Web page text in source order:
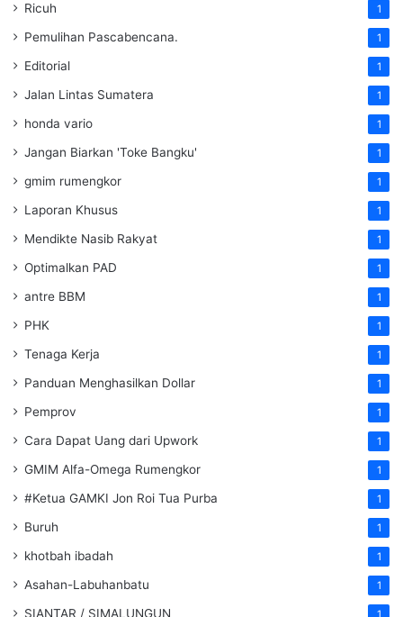
Ricuh 1
Pemulihan Pascabencana. 1
Editorial 1
Jalan Lintas Sumatera 1
honda vario 1
Jangan Biarkan 'Toke Bangku' 1
gmim rumengkor 1
Laporan Khusus 1
Mendikte Nasib Rakyat 1
Optimalkan PAD 1
antre BBM 1
PHK 1
Tenaga Kerja 1
Panduan Menghasilkan Dollar 1
Pemprov 1
Cara Dapat Uang dari Upwork 1
GMIM Alfa-Omega Rumengkor 1
#Ketua GAMKI Jon Roi Tua Purba 1
Buruh 1
khotbah ibadah 1
Asahan-Labuhanbatu 1
SIANTAR / SIMALUNGUN 1